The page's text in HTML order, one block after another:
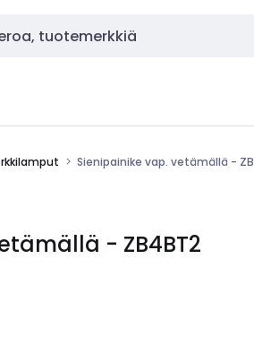
Sienipainike vap. vetämällä -
- ZB4BT2